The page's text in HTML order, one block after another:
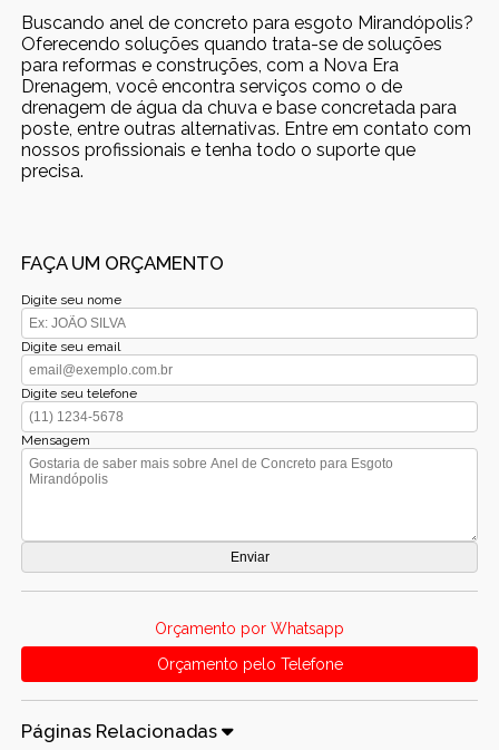
Buscando anel de concreto para esgoto Mirandópolis?
Oferecendo soluções quando trata-se de soluções
para reformas e construções, com a Nova Era
Drenagem, você encontra serviços como o de
drenagem de água da chuva e base concretada para
poste, entre outras alternativas. Entre em contato com
nossos profissionais e tenha todo o suporte que
precisa.
FAÇA UM ORÇAMENTO
Digite seu nome
Digite seu email
Digite seu telefone
Mensagem
Orçamento por Whatsapp
Orçamento pelo Telefone
Páginas Relacionadas